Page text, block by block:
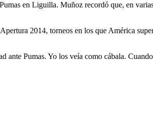
en Liguilla. Muñoz recordó que, en
2014, torneos en los que América
Pumas. Yo los veía como cábala.